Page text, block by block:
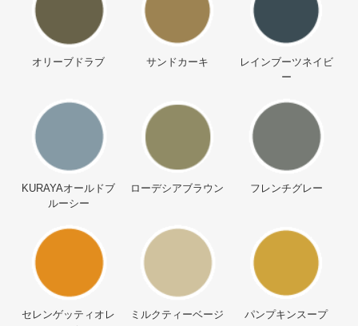
オリーブドラブ サンドカーキ
レインブーツネイビ
ー
KURAYAオールドブ
ルーシー
ローデシアブラウン フレンチグレー
セレンゲッティオレ
ミルクティーベージ
パンプキンスープ